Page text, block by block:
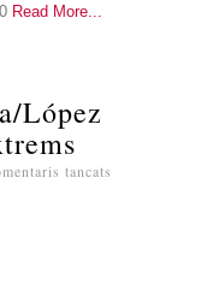
Read More
López
tancats